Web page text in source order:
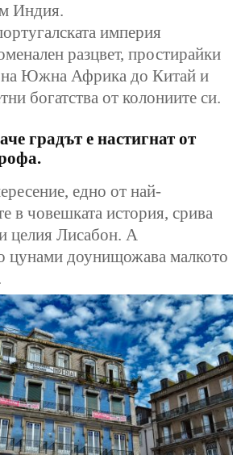
Индия.
империя
разцвет, простирайки
на Южна Африка до Китай и
богатства от колониите си.
градът е настигнат от
едно от най-
в човешката история, срива
целия Лисабон. А
цунами доунищожава малкото